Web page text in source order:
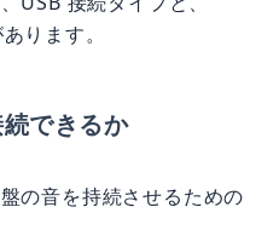
ります。
できるか
の音を持続させるための